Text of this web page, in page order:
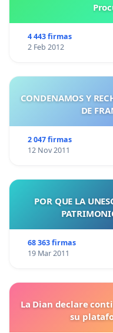
4 443 firmas
2 Feb 2012
CONDENAMOS Y
DE
2 047 firmas
12 Nov 2011
POR QUE LA
68 363 firmas
19 Mar 2011
La Dian declare
su